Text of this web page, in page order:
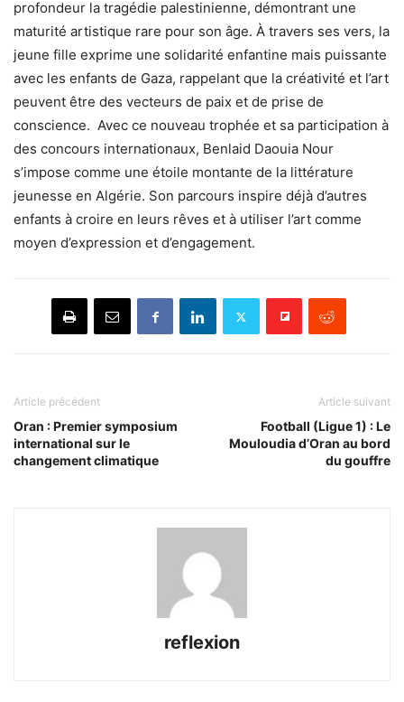
profondeur la tragédie palestinienne, démontrant une
maturité artistique rare pour son âge. À travers ses vers, la
jeune fille exprime une solidarité enfantine mais puissante
avec les enfants de Gaza, rappelant que la créativité et l’art
peuvent être des vecteurs de paix et de prise de
conscience. Avec ce nouveau trophée et sa participation à
des concours internationaux, Benlaid Daouia Nour
s’impose comme une étoile montante de la littérature
jeunesse en Algérie. Son parcours inspire déjà d’autres
enfants à croire en leurs rêves et à utiliser l’art comme
moyen d’expression et d’engagement.
Article précédent
Oran : Premier symposium
international sur le
changement climatique
Article suivant
Football (Ligue 1) : Le
Mouloudia d’Oran au bord
du gouffre
reflexion